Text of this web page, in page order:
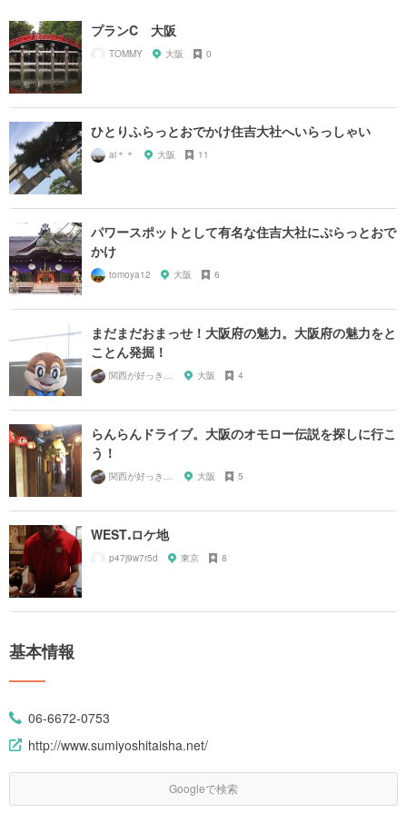
プランC 大阪
TOMMY 大阪 0
ひとりふらっとおでかけ住吉大社へいらっしゃい
ai＊＊ 大阪 11
パワースポットとして有名な住吉大社にぷらっとおで
かけ
tomoya12 大阪 6
まだまだおまっせ！大阪府の魅力。大阪府の魅力をと
ことん発掘！
大阪 4
らんらんドライブ。大阪のオモロー伝説を探しに行こ
う！
大阪 5
WESTꓸロケ地
p47j9w7r5d 東京 8
基本情報
06-6672-0753
http://www.sumiyoshitaisha.net/
Googleで検索